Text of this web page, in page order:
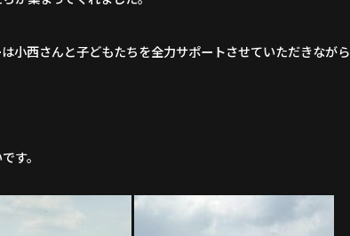
小西さんと子どもたちを全力サポートさせていただきながら
す。